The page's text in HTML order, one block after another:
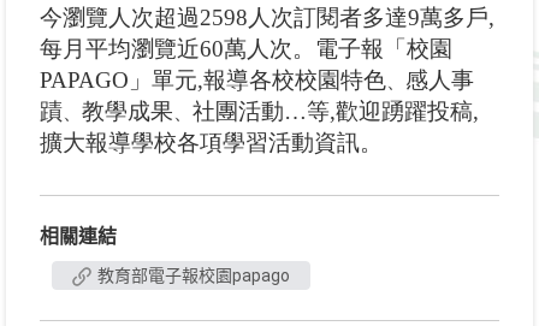
今瀏覽人次超過2598人次訂閱者多達9萬多戶,
每月平均瀏覽近60萬人次。電子報「校園
PAPAGO」單元,報導各校校園特色
感人事
蹟
教學成果
社團活動…等,歡迎踴躍投稿,
擴大報導學校各項學習活動資訊。
相關連結
教育部電子報校園papago